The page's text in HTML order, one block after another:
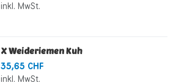
inkl. MwSt.
X Weideriemen Kuh
35,65 CHF
inkl. MwSt.